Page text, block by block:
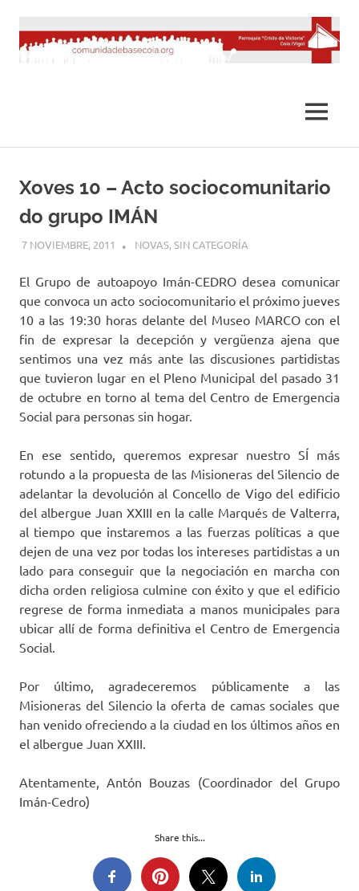
contenido
MENÚ
Xoves 10 – Acto sociocomunitario
do grupo IMÁN
7 NOVIEMBRE, 2011 DESARROLLO
NOVAS,SIN CATEGORÍA
El Grupo de autoapoyo Imán-CEDRO desea comunicar
que convoca un acto sociocomunitario el próximo jueves
10 a las 19:30 horas delante del Museo MARCO con el
fin de expresar la decepción y vergüenza ajena que
sentimos una vez más ante las discusiones partidistas
que tuvieron lugar en el Pleno Municipal del pasado 31
de octubre en torno al tema del Centro de Emergencia
Social para personas sin hogar.
En ese sentido, queremos expresar nuestro SÍ más
rotundo a la propuesta de las Misioneras del Silencio de
adelantar la devolución al Concello de Vigo del edificio
del albergue Juan XXIII en la calle Marqués de Valterra,
al tiempo que instaremos a las fuerzas políticas a que
dejen de una vez por todas los intereses partidistas a un
lado para conseguir que la negociación en marcha con
dicha orden religiosa culmine con éxito y que el edificio
regrese de forma inmediata a manos municipales para
ubicar allí de forma definitiva el Centro de Emergencia
Social.
Por último, agradeceremos públicamente a las
Misioneras del Silencio la oferta de camas sociales que
han venido ofreciendo a la ciudad en los últimos años en
el albergue Juan XXIII.
Atentamente, Antón Bouzas (Coordinador del Grupo
Imán-Cedro)
Share this...